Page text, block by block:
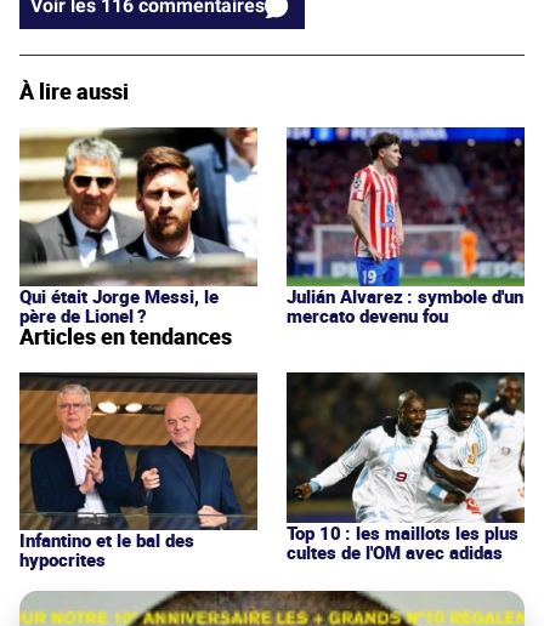
Voir les 116 commentaires
À lire aussi
Qui était Jorge Messi, le
père de Lionel ?
Julián Alvarez : symbole d'un
mercato devenu fou
Articles en tendances
Infantino et le bal des
hypocrites
Top 10 : les maillots les plus
cultes de l'OM avec adidas